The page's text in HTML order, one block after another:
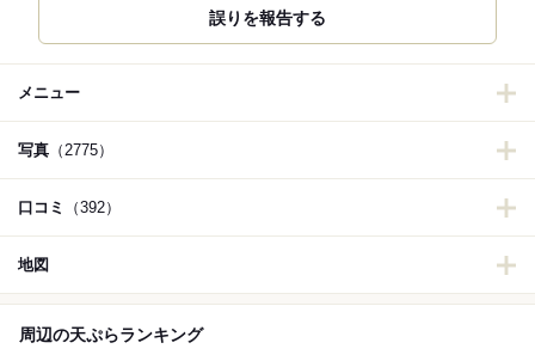
誤りを報告する
メニュー
写真 （2775）
口コミ （392）
地図
周辺の天ぷらランキング